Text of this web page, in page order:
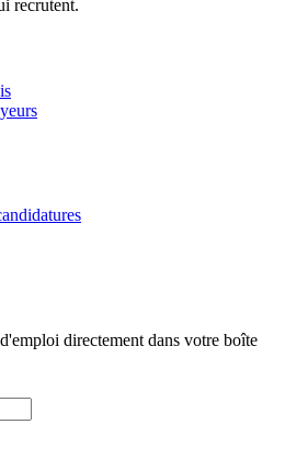
recrutent.
directement dans votre boîte